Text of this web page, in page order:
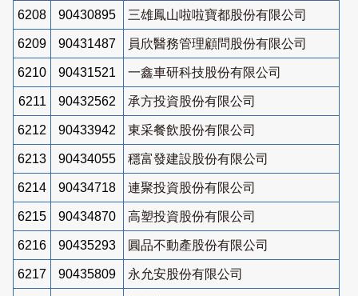
6208 90430895 三雄鳳山啦啦寶都股份有限公司
6209 90431487 員欣醫務管理顧問股份有限公司
6210 90431521 一鑫車研科技股份有限公司
6211 90432562 承方投資股份有限公司
6212 90433942 東采餐飲股份有限公司
6213 90434055 穩富發建設股份有限公司
6214 90434718 連聚投資股份有限公司
6215 90434870 高塑投資股份有限公司
6216 90435293 圓品不動產股份有限公司
6217 90435809 永允安股份有限公司